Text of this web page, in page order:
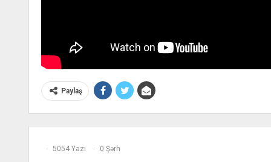
Paylaş
5054 Yazı 0 Şərh